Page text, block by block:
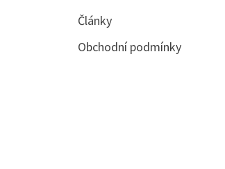
Články
Obchodní podmínky